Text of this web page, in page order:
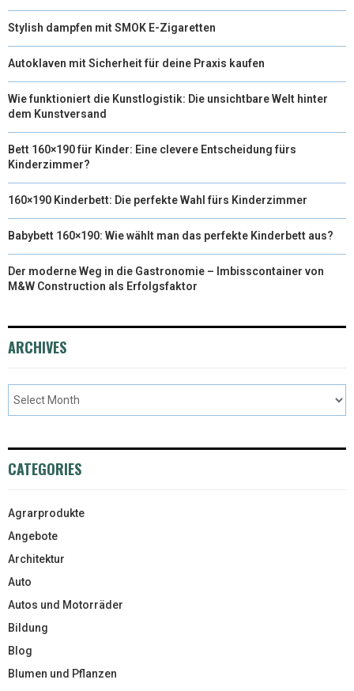
Stylish dampfen mit SMOK E-Zigaretten
Autoklaven mit Sicherheit für deine Praxis kaufen
Wie funktioniert die Kunstlogistik: Die unsichtbare Welt hinter
dem Kunstversand
Bett 160×190 für Kinder: Eine clevere Entscheidung fürs
Kinderzimmer?
160×190 Kinderbett: Die perfekte Wahl fürs Kinderzimmer
Babybett 160×190: Wie wählt man das perfekte Kinderbett aus?
Der moderne Weg in die Gastronomie – Imbisscontainer von
M&W Construction als Erfolgsfaktor
ARCHIVES
CATEGORIES
Agrarprodukte
Angebote
Architektur
Auto
Autos und Motorräder
Bildung
Blog
Blumen und Pflanzen